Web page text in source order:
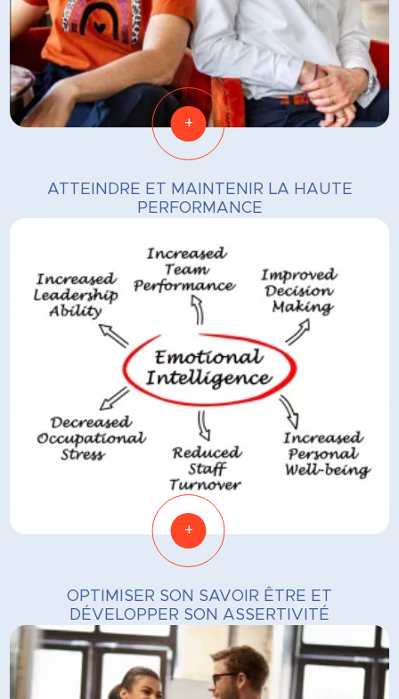
+
ATTEINDRE ET MAINTENIR LA HAUTE
PERFORMANCE
+
OPTIMISER SON SAVOIR ÊTRE ET
DÉVELOPPER SON ASSERTIVITÉ